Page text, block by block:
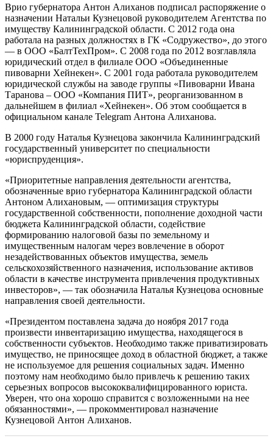
Врио губернатора Антон Алиханов подписал распоряжение о
назначении Натальи Кузнецовой руководителем Агентства по
имуществу Калининградской области. С 2012 года она
работала на разных должностях в ГК «Содружество», до этого
— в ООО «БалтТехПром». С 2008 года по 2012 возглавляла
юридический отдел в филиале ООО «Объединенные
пивоварни Хейнекен». С 2001 года работала руководителем
юридической службы на заводе группы «Пивоварни Ивана
Таранова – ООО «Компания ПИТ», реорганизованном в
дальнейшем в филиал «Хейнекен». Об этом сообщается в
официальном канале Telegram Антона Алиханова.
В 2000 году Наталья Кузнецова закончила Калининградский
государственный университет по специальности
«юриспруденция».
«Приоритетные направления деятельности агентства,
обозначенные врио губернатора Калининградской области
Антоном Алихановым, — оптимизация структуры
государственной собственности, пополнение доходной части
бюджета Калининградской области, содействие
формированию налоговой базы по земельному и
имущественным налогам через вовлечение в оборот
незадействованных объектов имущества, земель
сельскохозяйственного назначения, использование активов
области в качестве инструмента привлечения продуктивных
инвесторов», — так обозначила Наталья Кузнецова основные
направления своей деятельности.
«Президентом поставлена задача до ноября 2017 года
произвести инвентаризацию имущества, находящегося в
собственности субъектов. Необходимо также приватизировать
имущество, не приносящее доход в областной бюджет, а также
не используемое для решения социальных задач. Именно
поэтому нам необходимо было привлечь к решению таких
серьезных вопросов высококвалифицированного юриста.
Уверен, что она хорошо справится с возложенными на нее
обязанностями», — прокомментировал назначение
Кузнецовой Антон Алиханов.